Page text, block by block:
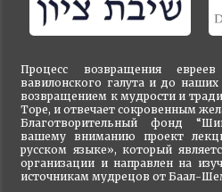
Процесс возвращения
вавилонского галута и до наших
возвращением к мудрости и
Торе, и отвечает сокровенным
Благотворительный фонд
вашему вниманию проект
русском языке», который
организации и направлен на
источникам мудрецов от Баал-